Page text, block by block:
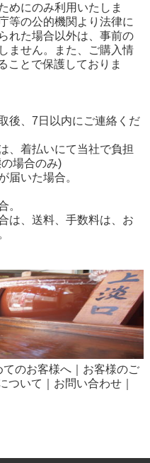
めにのみ利用いたしま
等の公的機関より法律に
れた場合以外は、事前の
ません。また、ご購入情
ことで保護しておりま
後、7日以内にご連絡くだ
、着払いにて当社で負担
場合のみ)
届いた場合。
。
は、送料、手数料は、お
てのお客様へ｜ お客様のご
ついて お問い合わせ